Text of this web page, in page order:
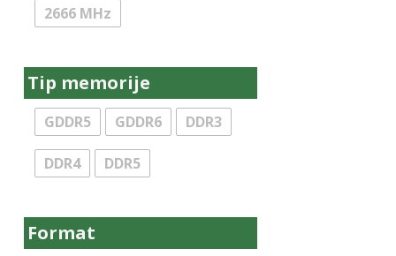
MaxLine
Microsoft
MS
NaviaTec
NZXT
Pentax
2666 MHz
Tip memorije
GDDR5 GDDR6 DDR3
DDR4 DDR5
Format